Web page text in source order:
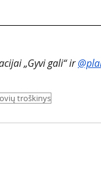
„Gyvi gali“ ir
troškinys